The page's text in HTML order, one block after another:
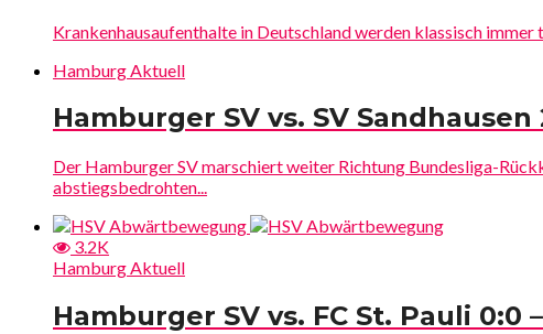
Krankenhausaufenthalte in Deutschland werden klassisch immer
Hamburg Aktuell
Hamburger SV vs. SV
Der Hamburger SV marschiert weiter Richtung Bundesliga-
abstiegsbedrohten...
3.2K
Hamburg Aktuell
Hamburger SV vs. FC St. Pauli